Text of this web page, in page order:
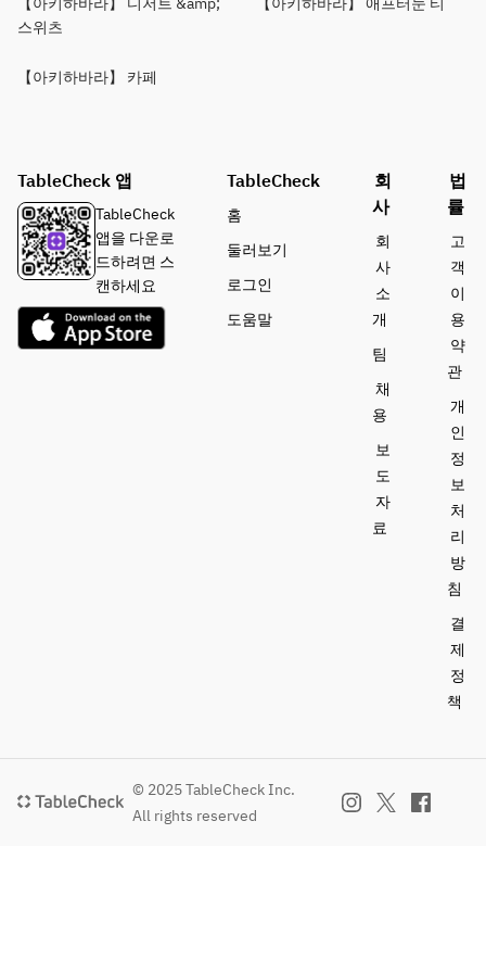
스위츠
【아키하바라】 카페
TableCheck 앱
TableCheck
앱을 다운로
드하려면 스
캔하세요
TableCheck
홈
둘러보기
로그인
도움말
회
사
회
사
소
개
팀
채
용
보
도
자
료
법
률
고
객
이
용
약
관
개
인
정
보
처
리
방
침
결
제
정
책
© 2025 TableCheck Inc.
All rights reserved